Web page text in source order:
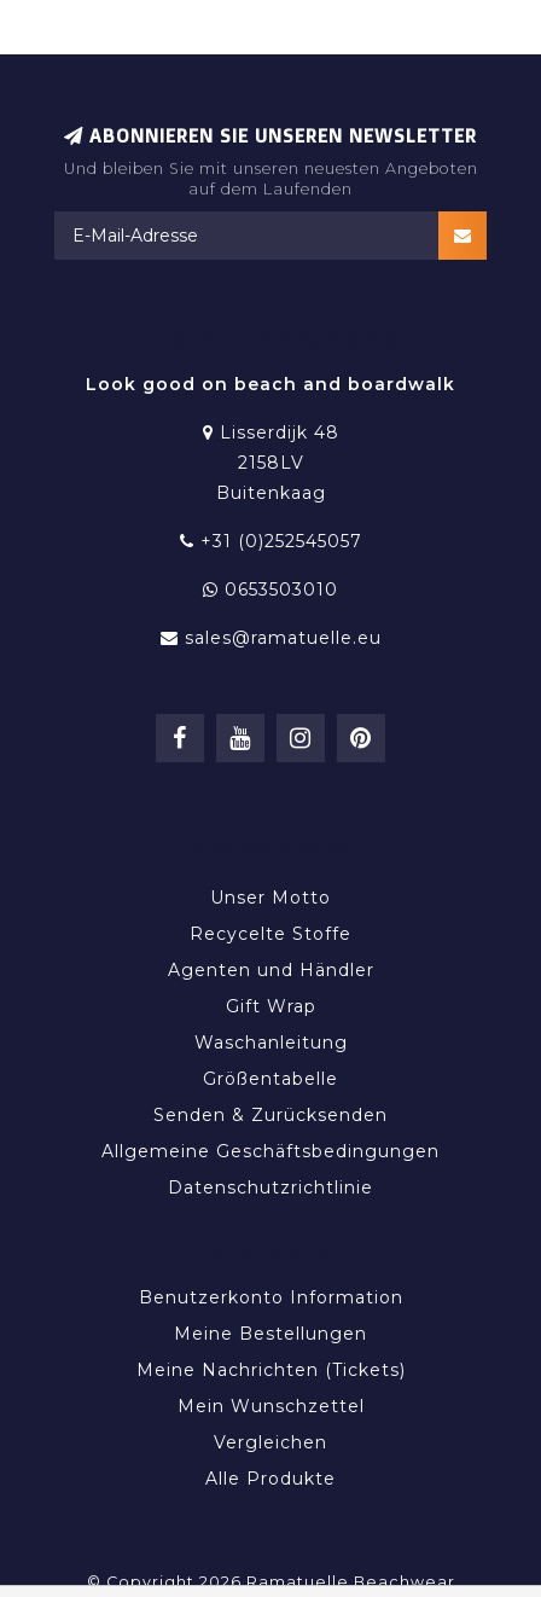
ABONNIEREN SIE UNSEREN NEWSLETTER
Und bleiben Sie mit unseren neuesten Angeboten
auf dem Laufenden
Look good on beach and boardwalk
Lisserdijk 48
2158LV
Buitenkaag
+31 (0)252545057
0653503010
sales@ramatuelle.eu
Unser Motto
Recycelte Stoffe
Agenten und Händler
Gift Wrap
Waschanleitung
Größentabelle
Senden & Zurücksenden
Allgemeine Geschäftsbedingungen
Datenschutzrichtlinie
Benutzerkonto Information
Meine Bestellungen
Meine Nachrichten (Tickets)
Mein Wunschzettel
Vergleichen
Alle Produkte
© Copyright 2026 Ramatuelle Beachwear